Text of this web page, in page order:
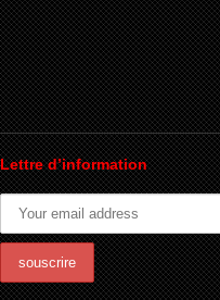
Lettre d’information